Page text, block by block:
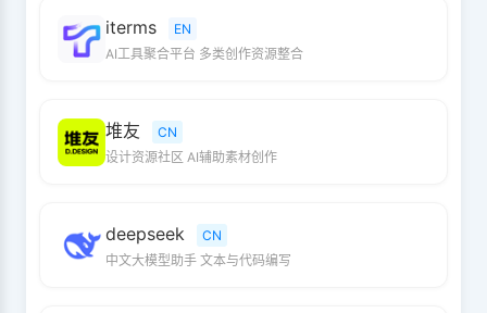
iterms
EN
AI工具聚合平台 多类创作资源整合
堆友
CN
设计资源社区 AI辅助素材创作
deepseek
CN
中文大模型助手 文本与代码编写